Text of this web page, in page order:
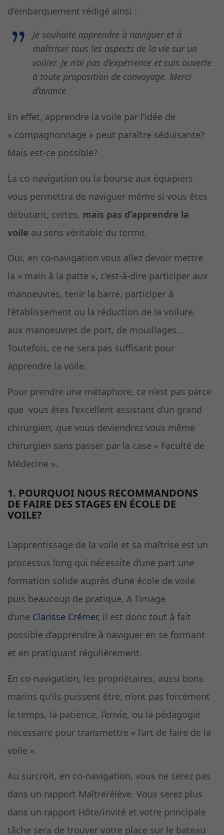
d’embarquement rédigé ainsi :
Je souhaite apprendre à naviguer et à
maîtriser tous les aspects de la vie sur un
voilier. Je n’ai pas d’expérience et suis ouverte
à toute proposition de convoyage. Merci
d’avance
En effet, apprendre la voile par l’idée de
« compagnonnage » peut paraître séduisante?
Mais est-ce possible?
La co-navigation ou la bourse aux équipiers
vous permettra de naviguer même si vous êtes
débutant, certes, mais pas d’apprendre la
voile au sens véritable du terme.
Oui, en co-navigation vous allez devoir mettre
la « main à la patte », c’est-à-dire participer aux
manoeuvres, tenir la barre, participer à
l’établissement ou la réduction de la voilure,
aux manoeuvres de port, de mouillages…
Toutefois, ce ne sera pas suffisant pour
apprendre la voile.
Pour prendre une métaphore, ce n’est pas parce
que vous êtes l’excellent assistant d’un grand
chirurgien, que vous deviendrez vous même
chirurgien sans passer par la case « Faculté de
Médecine ».
1. POURQUOI NOUS RECOMMANDONS
DE FAIRE DES STAGES EN ÉCOLE DE
VOILE?
L’apprentissage de la voile et sa maîtrise est un
processus long qui nécessite d’une part une
formation solide auprès d’une école de voile
puis beaucoup de pratique. A l’image
d’une Clarisse Crémer, il est donc tout à fait
possible d’apprendre à naviguer en se formant
et en pratiquant régulièrement.
En co-navigation, les propriétaires, aussi bons
marins qu’ils puissent être, n’ont pas forcément
le temps, la patience, l’envie, ou la pédagogie
nécessaire pour transmettre « l’art de faire de la
voile ».
Au surcroit, en co-navigation, vous ne serez pas
dans un rapport Maître/élève. Vous serez plus
dans un rapport Hôte/invité et votre principale
tâche sera de trouver votre place sur le bateau